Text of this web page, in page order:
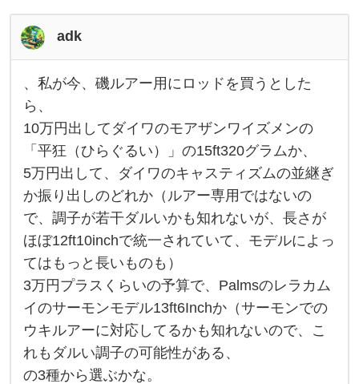
い
た
だ
き
た
い
で
す
！
adk
、
私
が
今
、
磯
ル
ア
ー
用
に
ロ
ッ
ド
を
買
う
と
し
た
ら
、
1
、私が今、磯ルアー用にロッドを買うとした
ら、
10万円出してダイワのモアザンワイズメンの
「平狂（ひらぐるい）」の15ft320グラムか、
5万円出して、ダイワのキャスティズムの並継ぎ
か振り出しのどれか（ルアー専用ではないの
で、調子が若干ダルいかも知れないが、長さが
ほぼ12ft10inchで統一されていて、モデルによっ
てはもっと長いものも）
3万円プラスくらいの予算で、Palmsのレラカム
イのサーモンモデル13ft6Inchか（サーモンでの
ウキルアーに対応してるかも知れないので、こ
れもダルい調子の可能性がある、
の3種から選ぶかな。